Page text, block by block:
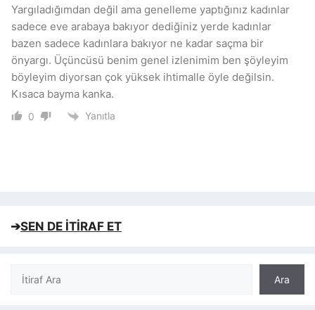
Yargıladığımdan değil ama genelleme yaptığınız kadınlar
sadece eve arabaya bakıyor dediğiniz yerde kadınlar
bazen sadece kadınlara bakıyor ne kadar saçma bir
önyargı. Üçüncüsü benim genel izlenimim ben şöyleyim
böyleyim diyorsan çok yüksek ihtimalle öyle değilsin.
Kısaca bayma kanka.
0 Yanıtla
➔SEN DE İTİRAF ET
Ara
Ara